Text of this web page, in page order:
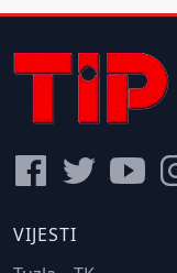
VIJESTI